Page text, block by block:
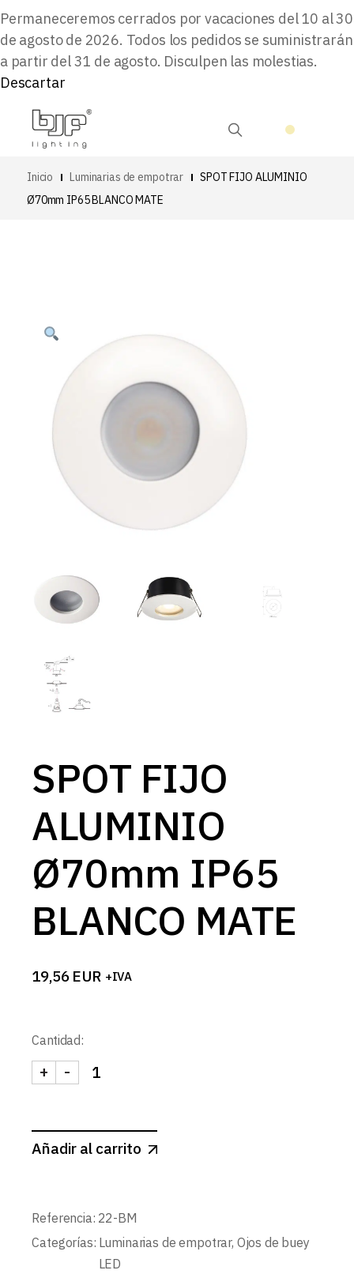
Permaneceremos cerrados por vacaciones del 10 al 30
de agosto de 2026. Todos los pedidos se suministrarán
a partir del 31 de agosto. Disculpen las molestias.
Descartar
Inicio Luminarias de empotrar
SPOT FIJO ALUMINIO
Ø70mm IP65 BLANCO MATE
SPOT FIJO
ALUMINIO
Ø70mm IP65
BLANCO MATE
19,56 EUR +IVA
Cantidad:
SPOT FIJO ALUMINIO Ø70mm IP65 BLANCO
-
+
Añadir al carrito
Referencia: 22-BM
Categorías: Luminarias de empotrar, Ojos de buey
LED